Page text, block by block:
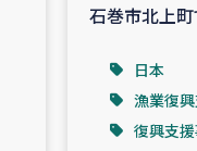
石巻市北上
日本
漁業復
復興支